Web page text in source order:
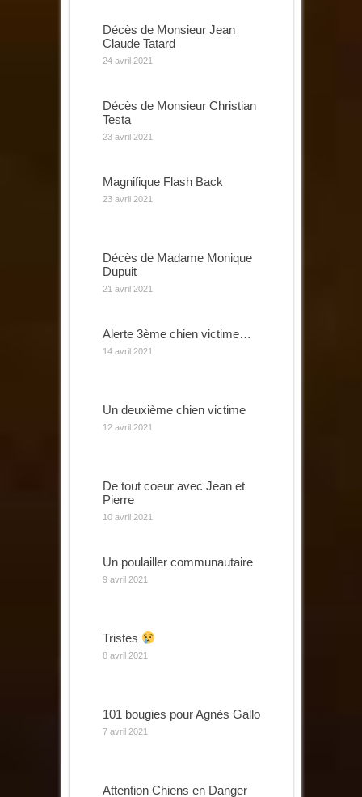
Décès de Monsieur Jean
Claude Tatard
24 avril 2021
Décès de Monsieur Christian
Testa
23 avril 2021
Magnifique Flash Back
23 avril 2021
Décès de Madame Monique
Dupuit
21 avril 2021
Alerte 3ème chien victime…
14 avril 2021
Un deuxième chien victime
12 avril 2021
De tout coeur avec Jean et
Pierre
10 avril 2021
Un poulailler communautaire
9 avril 2021
Tristes
8 avril 2021
101 bougies pour Agnès Gallo
7 avril 2021
Attention Chiens en Danger